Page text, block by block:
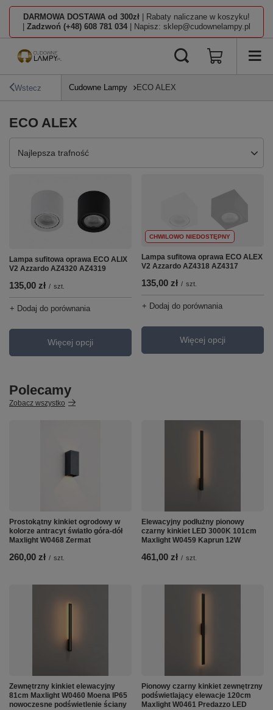
DARMOWA DOSTAWA od 300zł | Rabaty naliczane w koszyku!
Zadzwoń (+48) 608 781 034 | Napisz: sklep@cudownelampy.pl
Wstecz Cudowne Lampy ECO ALEX
ECO ALEX
Zmień sortowanie
Najlepsza trafność
Lampa sufitowa oprawa ECO ALIX
V2 Azzardo AZ4320 AZ4319
135,00 zł / szt.
+ Dodaj do porównania
Więcej opcji
CHWILOWO NIEDOSTĘPNY
Lampa sufitowa oprawa ECO ALEX
V2 Azzardo AZ4318 AZ4317
135,00 zł / szt.
+ Dodaj do porównania
Więcej opcji
Polecamy
Zobacz wszystko
Prostokątny kinkiet ogrodowy w
kolorze antracyt światło góra-dół
Maxlight W0468 Zermat
260,00 zł / szt.
Elewacyjny podłużny pionowy
czarny kinkiet LED 3000K 101cm
Maxlight W0459 Kaprun 12W
461,00 zł / szt.
Zewnętrzny kinkiet elewacyjny
81cm Maxlight W0460 Moena IP65
nowoczesne podświetlenie ściany
Pionowy czarny kinkiet zewnętrzny
podświetlający elewacje 120cm
Maxlight W0461 Predazzo LED